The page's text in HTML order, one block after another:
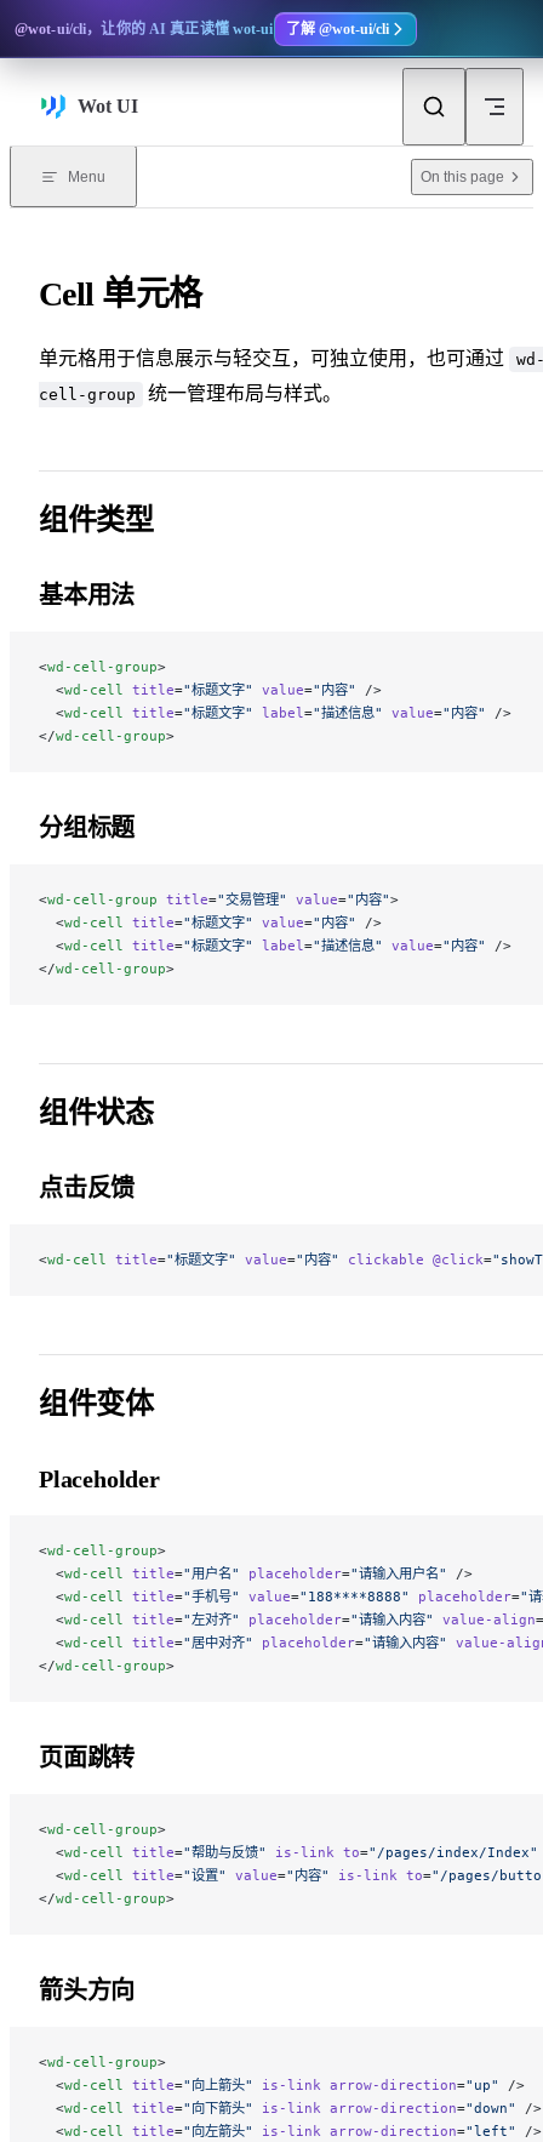
@wot-ui/cli，让你的 AI 真正读懂 wot-ui 了解 @wot-ui/cli
Skip to content
Wot UI
Menu On this page
Cell 单元格
单元格用于信息展示与轻交互，可独立使用，也可通过
cell-group
统一管理布局与样式。
组件类型
基本用法
<wd-cell-group>
  <
wd-cell title="标题文字" value="内容"
/>
  <
wd-cell title="标题文字" label ="描述信息" value="内容"
/>
</wd-cell-group>
分组标题
<wd-cell-group title="交易管理" value="内容">
  <
wd-cell title="标题文字" value="内容"
/>
  <
wd-cell title="标题文字" label ="描述信息" value="内容"
/>
</wd-cell-group>
组件状态
点击反馈
<wd-cell title="标题文字" value="内容" clickable @click=
组件变体
Placeholder
<wd-cell-group>
  <
wd-cell title="用户名" placeholder="请输入用户名"
/>
  <
wd-cell title="手机号" value="188****8888" placeholder="
  <
wd-cell title="左对齐" placeholder="请输入内容" value-align=
  <
wd-cell title="居中对齐" placeholder="请输入内容"
value-
</wd-cell-group>
页面跳转
<wd-cell-group>
  <
wd-cell title="帮助与反馈" is-link to="/pages/index/Index"
  <
wd-cell title="设置" value="内容" is-link to="/pages/
</wd-cell-group>
箭头方向
<wd-cell-group>
  <
wd-cell title="向上箭头" is-link arrow-direction="up"
/>
  <
wd-cell title="向下箭头" is-link arrow-direction="down"
/>
  <
wd-cell title="向左箭头" is-link arrow-direction="left"
/>